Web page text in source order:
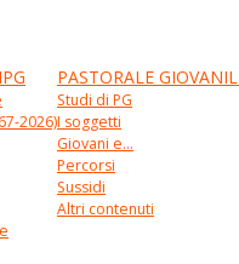
2026)
PASTORALE
Studi di PG
I soggetti
Giovani e...
Percorsi
Sussidi
Altri contenuti